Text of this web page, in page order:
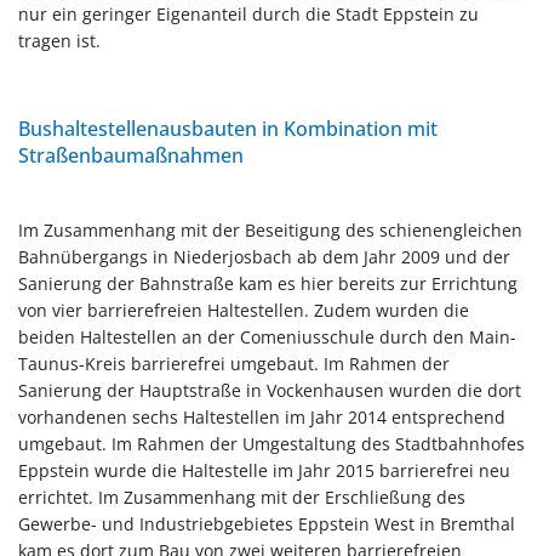
nur ein geringer Eigenanteil durch die Stadt Eppstein zu
tragen ist.
Bushaltestellenausbauten in Kombination mit
Straßenbaumaßnahmen
Im Zusammenhang mit der Beseitigung des schienengleichen
Bahnübergangs in Niederjosbach ab dem Jahr 2009 und der
Sanierung der Bahnstraße kam es hier bereits zur Errichtung
von vier barrierefreien Haltestellen. Zudem wurden die
beiden Haltestellen an der Comeniusschule durch den Main-
Taunus-Kreis barrierefrei umgebaut. Im Rahmen der
Sanierung der Hauptstraße in Vockenhausen wurden die dort
vorhandenen sechs Haltestellen im Jahr 2014 entsprechend
umgebaut. Im Rahmen der Umgestaltung des Stadtbahnhofes
Eppstein wurde die Haltestelle im Jahr 2015 barrierefrei neu
errichtet. Im Zusammenhang mit der Erschließung des
Gewerbe- und Industriebgebietes Eppstein West in Bremthal
kam es dort zum Bau von zwei weiteren barrierefreien